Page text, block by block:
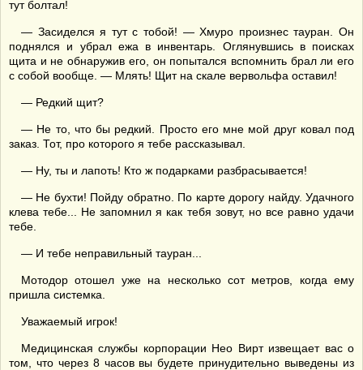
тут болтал!
— Засиделся я тут с тобой! — Хмуро произнес тауран. Он
поднялся и убрал ежа в инвентарь. Оглянувшись в поисках
щита и не обнаружив его, он попытался вспомнить брал ли его
с собой вообще. — Млять! Щит на скале вервольфа оставил!
— Редкий щит?
— Не то, что бы редкий. Просто его мне мой друг ковал под
заказ. Тот, про которого я тебе рассказывал.
— Ну, ты и лапоть! Кто ж подарками разбрасывается!
— Не бухти! Пойду обратно. По карте дорогу найду. Удачного
клева тебе... Не запомнил я как тебя зовут, но все равно удачи
тебе.
— И тебе неправильный тауран...
Мотодор отошел уже на несколько сот метров, когда ему
пришла системка.
Уважаемый игрок!
Медицинская службы корпорации Нео Вирт извещает вас о
том, что через 8 часов вы будете принудительно выведены из